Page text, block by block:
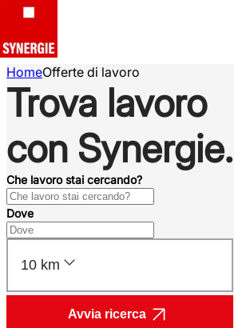
HomeOfferte di lavoro
Trova lavoro
con Synergie.
Che lavoro stai cercando?
Dove
10 km
Avvia ricerca